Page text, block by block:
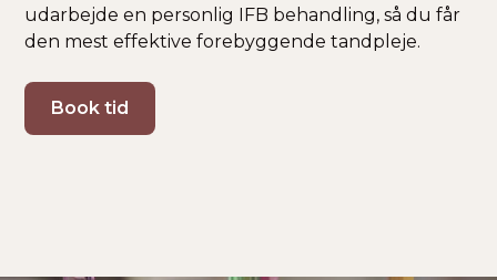
udarbejde en personlig IFB behandling, så du får
den mest effektive forebyggende tandpleje.
Book tid